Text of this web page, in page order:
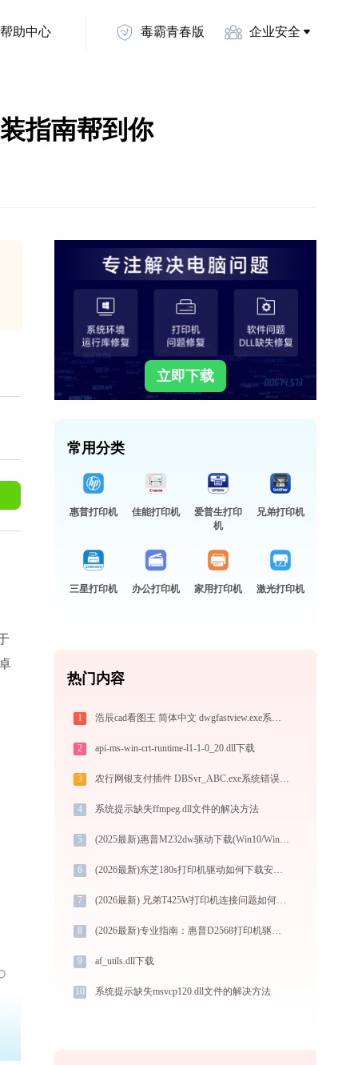
帮助中心 毒霸青春版 企业安全
指南帮到你
立即下载
常用分类
惠普打印机 佳能打印机
爱普生打印
机
兄弟打印机
三星打印机 办公打印机 家用打印机 激光打印机
热门内容
1 浩辰cad看图王 简体中文 dwgfastview.exe系统错误iwebproxystub.dll丢失如何解决
2 api-ms-win-crt-runtime-l1-1-0_20.dll下载
3 农行网银支付插件 DBSvr_ABC.exe系统错误dbtoken_abc.dll丢失如何解决
4 系统提示缺失ffmpeg.dll文件的解决方法
5 (2025最新)惠普M232dw驱动下载(Win10/Win11) 官方安装教程
6 (2026最新)东芝180s打印机驱动如何下载安装？这里有你需要的所有信息
7 (2026最新) 兄弟T425W打印机连接问题如何解决？-金山毒霸
8 (2026最新)专业指南：惠普D2568打印机驱动的下载与安装步骤详解
9 af_utils.dll下载
10 系统提示缺失msvcp120.dll文件的解决方法